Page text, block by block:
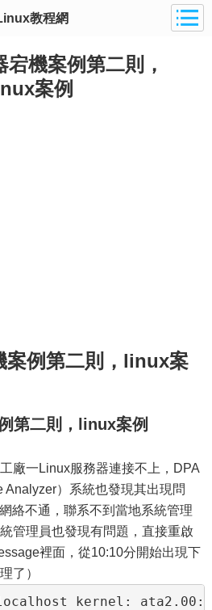
教程網
機案例第二則，
案例
例第二則，linux案
第二則，linux案例
廠一Linux服務器連接不上，DPA
Analyzer）系統也發現其出現問
絡不通，聯系不到當地系統管理
管理員也發現有問題，直接重啟
裡面，從10:10分開始出現下
了）
kernel: ata2.00: